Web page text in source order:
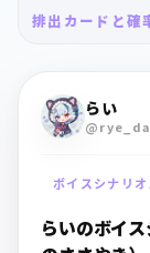
排出カードと確
らい
ボイスシナリ
らいのボイ